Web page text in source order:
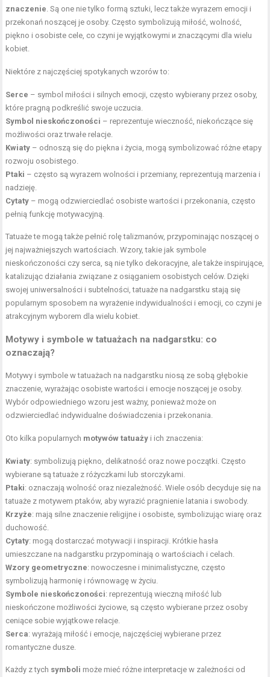
znaczenie . Są one nie tylko formą sztuki, lecz także wyrazem emocji i
przekonań noszącej je osoby. Często symbolizują miłość, wolność,
piękno i osobiste cele, co czyni je wyjątkowymi и znaczącymi dla wielu
kobiet.
Niektóre z najczęściej spotykanych wzorów to:
Serce – symbol miłości i silnych emocji, często wybierany przez osoby,
które pragną podkreślić swoje uczucia.
Symbol nieskończoności – reprezentuje wieczność, niekończące się
możliwości oraz trwałe relacje.
Kwiaty – odnoszą się do piękna i życia, mogą symbolizować różne etapy
rozwoju osobistego.
Ptaki – często są wyrazem wolności i przemiany, reprezentują marzenia i
nadzieję.
Cytaty – mogą odzwierciedlać osobiste wartości i przekonania, często
pełnią funkcję motywacyjną.
Tatuaże te mogą także pełnić rolę talizmanów, przypominając noszącej o
jej najważniejszych wartościach. Wzory, takie jak symbole
nieskończoności czy serca, są nie tylko dekoracyjne, ale także inspirujące,
katalizując działania związane z osiąganiem osobistych celów. Dzięki
swojej uniwersalności i subtelności, tatuaże na nadgarstku stają się
popularnym sposobem na wyrażenie indywidualności i emocji, co czyni je
atrakcyjnym wyborem dla wielu kobiet.
Motywy i symbole w tatuażach na nadgarstku: co
oznaczają?
Motywy i symbole w tatuażach na nadgarstku niosą ze sobą głębokie
znaczenie, wyrażając osobiste wartości i emocje noszącej je osoby.
Wybór odpowiedniego wzoru jest ważny, ponieważ może on
odzwierciedlać indywidualne doświadczenia i przekonania.
Oto kilka popularnych motywów tatuaży i ich znaczenia:
Kwiaty: symbolizują piękno, delikatność oraz nowe początki. Często
wybierane są tatuaże z różyczkami lub storczykami.
Ptaki: oznaczają wolność oraz niezależność. Wiele osób decyduje się na
tatuaże z motywem ptaków, aby wyrazić pragnienie latania i swobody.
Krzyże: mają silne znaczenie religijne i osobiste, symbolizując wiarę oraz
duchowość.
Cytaty: mogą dostarczać motywacji i inspiracji. Krótkie hasła
umieszczane na nadgarstku przypominają o wartościach i celach.
Wzory geometryczne: nowoczesne i minimalistyczne, często
symbolizują harmonię i równowagę w życiu.
Symbole nieskończoności: reprezentują wieczną miłość lub
nieskończone możliwości życiowe, są często wybierane przez osoby
ceniące sobie wyjątkowe relacje.
Serca: wyrażają miłość i emocje, najczęściej wybierane przez
romantyczne dusze.
Każdy z tych symboli może mieć różne interpretacje w zależności od